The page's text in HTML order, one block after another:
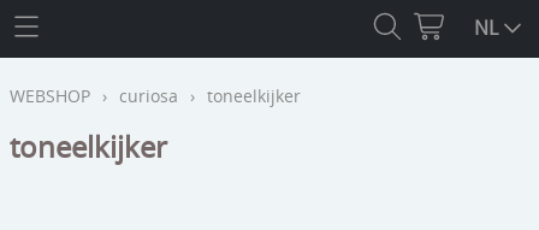
THE RETROHOUSE
WEBSHOP
OUTLET
INFO
NL
WEBSHOP › curiosa › toneelkijker
toneelkijker